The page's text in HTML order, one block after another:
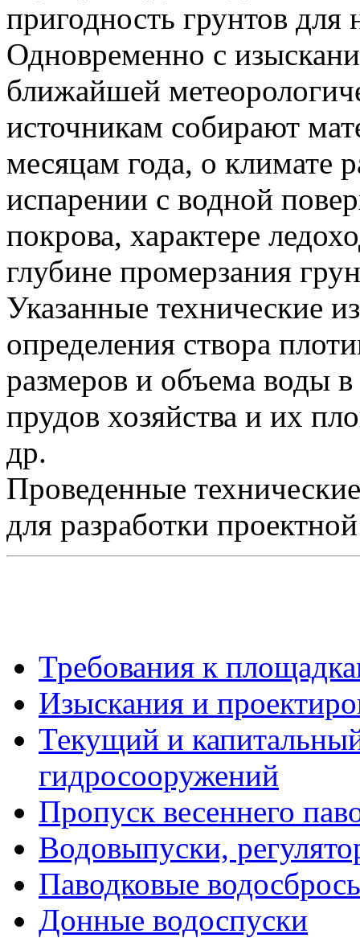
пригодность грунтов
Одновременно с
ближайшей
источникам собирают
месяцам года, о климате
испарении с водной
покрова, характере
глубине промерзания
Указанные технические
определения створа
размеров и объема воды
прудов хозяйства и их
др.
Проведенные
для разработки
Требования к
Изыскания и
Текущий и
гидросооружений
Пропуск весеннего
Водовыпуски,
Паводковые
Донные водоспуски